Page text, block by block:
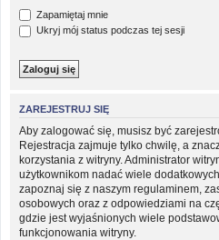
Zapamiętaj mnie
Ukryj mój status podczas tej sesji
ZAREJESTRUJ SIĘ
Aby zalogować się, musisz być
Rejestracja zajmuje tylko chwilę, a
korzystania z witryny. Administrator
użytkownikom nadać wiele
zapoznaj się z naszym regulaminem,
osobowych oraz z odpowiedziami na
gdzie jest wyjaśnionych wiele
funkcjonowania witryny.